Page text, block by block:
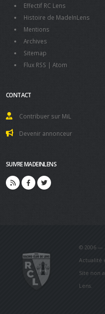
Effectif RC Lens
Histoire de MadeInLens
Mentions
Archives
Sitemap
Flux RSS | Atom
CONTACT
Contribuer sur MiL
Devenir annonceur
SUIVRE MADEINLENS
© 2006 —
Actualité
Site non
Lens.